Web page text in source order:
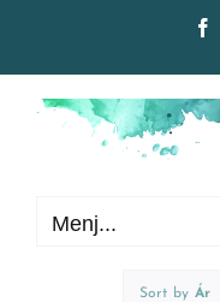
Menj...
Sort by Ár